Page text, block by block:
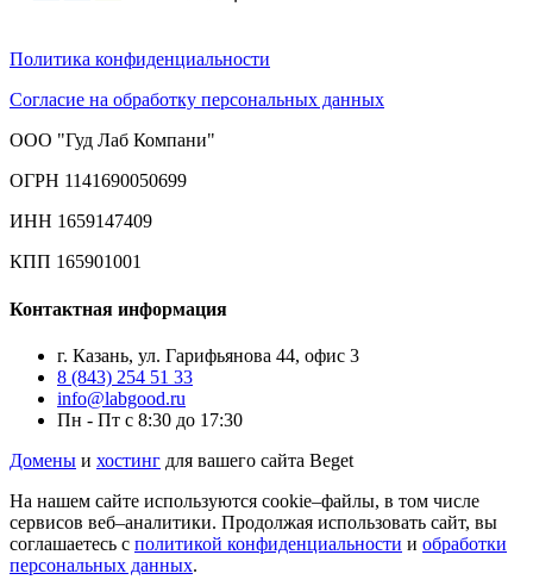
Политика конфиденциальности
Согласие на обработку персональных данных
ООО "Гуд Лаб Компани"
ОГРН 1141690050699
ИНН 1659147409
КПП 165901001
Контактная информация
г. Казань, ул. Гарифьянова 44, офис 3
8 (843) 254 51 33
info@labgood.ru
Пн - Пт с 8:30 до 17:30
Домены и хостинг для вашего сайта Beget
На нашем сайте используются cookie–файлы, в том числе
сервисов веб–аналитики. Продолжая использовать сайт, вы
соглашаетесь с политикой конфиденциальности и обработки
персональных данных.